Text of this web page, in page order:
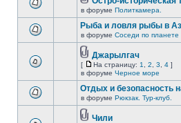
в форуме Политкамера.
Рыба и ловля рыбы в
в форуме Соседи по планете
Джарылгач
[ На страницу: 1 2 3 4 ]
в форуме Черное море
Отдых и безопасность
в форуме Рюкзак. Тур-клуб.
Чили